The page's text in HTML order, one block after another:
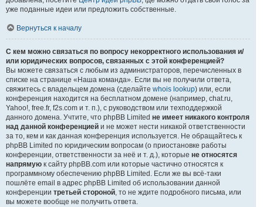
уже поданные идеи или предложить собственные.
Вернуться к началу
С кем можно связаться по вопросу некорректного использования и/
или юридических вопросов, связанных с этой конференцией?
Вы можете связаться с любым из администраторов, перечисленных в
списке на странице «Наша команда». Если вы не получили ответа,
свяжитесь с владельцем домена (сделайте whois lookup) или, если
конференция находится на бесплатном домене (например, chat.ru,
Yahoo!, free.fr, f2s.com и т. п.), с руководством или техподдержкой
данного домена. Учтите, что phpBB Limited не имеет никакого контроля
над данной конференцией и не может нести никакой ответственности
за то, кем и как данная конференция используется. Не обращайтесь к
phpBB Limited по юридическим вопросам (о приостановке работы
конференции, ответственности за неё и т. д.), которые не относятся
напрямую к сайту phpBB.com или которые частично относятся к
программному обеспечению phpBB Limited. Если же вы всё-таки
пошлёте email в адрес phpBB Limited об использовании данной
конференции третьей стороной, то не ждите подробного письма, или
вы можете вообще не получить ответа.